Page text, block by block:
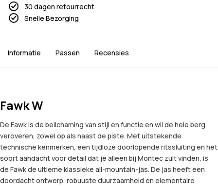
30 dagen retourrecht
Snelle Bezorging
Informatie Passen Recensies
Fawk W
De Fawk is de belichaming van stijl en functie en wil de hele berg
veroveren, zowel op als naast de piste. Met uitstekende
technische kenmerken, een tijdloze doorlopende ritssluiting en het
soort aandacht voor detail dat je alleen bij Montec zult vinden, is
de Fawk de ultieme klassieke all-mountain-jas. De jas heeft een
doordacht ontwerp, robuuste duurzaamheid en elementaire